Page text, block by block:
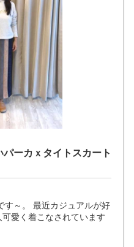
パーカｘタイトスカート
す～。 最近カジュアルが好
愛く着こなされています